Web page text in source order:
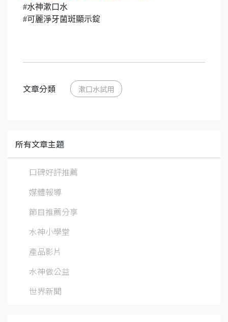
#水神漱口水
#可麗淨牙菌斑顯示錠
文章分類 漱口水試用
所有文章主題
口碑好評推薦
媒體報導
節目推薦分享
水神小學堂
產品影片
水神做公益
世界新聞